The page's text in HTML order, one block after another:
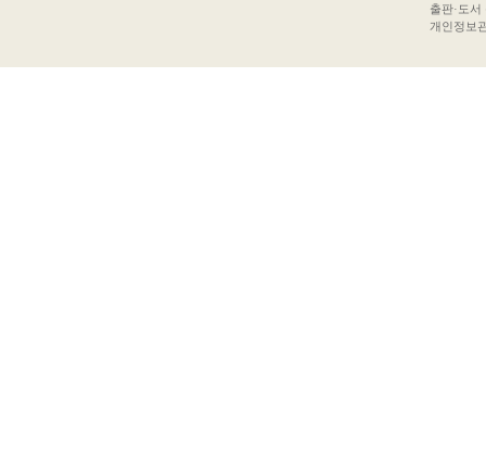
출판·도
개인정보